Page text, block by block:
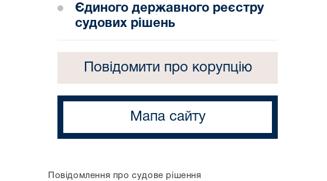
Єдиного державного реєстру
судових рішень
Повідомити про корупцію
Мапа сайту
Повідомлення про судове рішення